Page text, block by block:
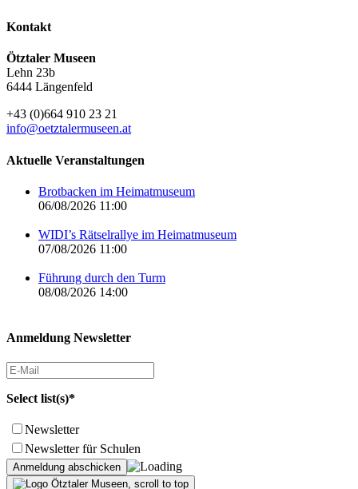
Kontakt
Ötztaler Museen
Lehn 23b
6444 Längenfeld
+43 (0)664 910 23 21
info@oetztalermuseen.at
Aktuelle Veranstaltungen
Brotbacken im Heimatmuseum
06/08/2026 11:00
WIDI’s Rätselrallye im Heimatmuseum
07/08/2026 11:00
Führung durch den Turm
08/08/2026 14:00
Anmeldung Newsletter
Select list(s)*
Newsletter
Newsletter für Schulen